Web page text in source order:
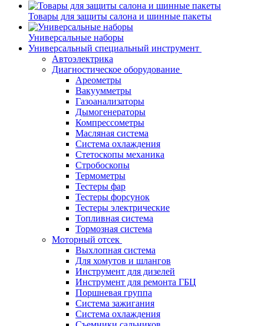
Товары для защиты салона и шинные пакеты
Универсальные наборы
Универсальный специальный инструмент
Автоэлектрика
Диагностическое оборудование
Ареометры
Вакуумметры
Газоанализаторы
Дымогенераторы
Компрессометры
Масляная система
Система охлаждения
Стетоскопы механика
Стробоскопы
Термометры
Тестеры фар
Тестеры форсунок
Тестеры электрические
Топливная система
Тормозная система
Моторный отсек
Выхлопная система
Для хомутов и шлангов
Инструмент для дизелей
Инструмент для ремонта ГБЦ
Поршневая группа
Система зажигания
Система охлаждения